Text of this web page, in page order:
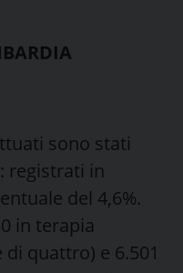
sono stati
registrati in
del 4,6%.
in terapia
quattro) e 6.501